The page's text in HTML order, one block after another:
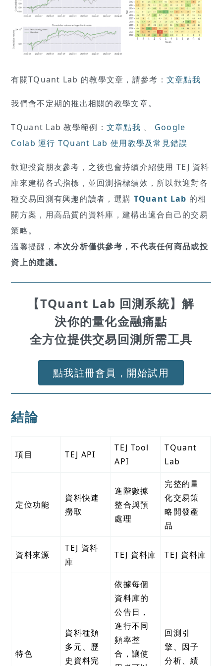
有關TQuant Lab 的教學文章，請參考： 文章點我
我們會不定期的推出相關的教學文章。
TQuant Lab 教學範例： 文章點我 、 Google
Colab 運行 TQuant Lab 使用教學及常見錯誤
歡迎投資朋友參考，之後也會持續介紹使用 TEJ 資料
庫來建構各式指標，並回測指標績效，所以歡迎對各
種交易回測有興趣的讀者，選購 TQuant Lab 的相
關方案，用高品質的資料庫，建構出適合自己的交易
策略。
溫馨提醒， 本次分析僅供參考，不代表任何商品或投
資上的建議。
【TQuant Lab 回測系統】解
決你的量化金融痛點
全方位提供交易回測所需工具
點我註冊會員，開始試用
結論
項目 TEJ API
TEJ Tool
API
TQuant
Lab
定位功能
資料快速
撈取
進階數據
整合與預
處理
完整的量
化交易策
略開發產
品
資料來源
TEJ 資料
庫
TEJ 資料庫 TEJ 資料庫
特色
資料種類
多元、歷
史資料完
依據每個
資料庫的
公告日，
進行不同
頻率整
合，讓使
回測引
擎、因子
分析、績